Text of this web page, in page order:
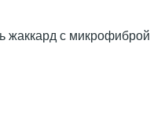
жаккард с микрофиброй